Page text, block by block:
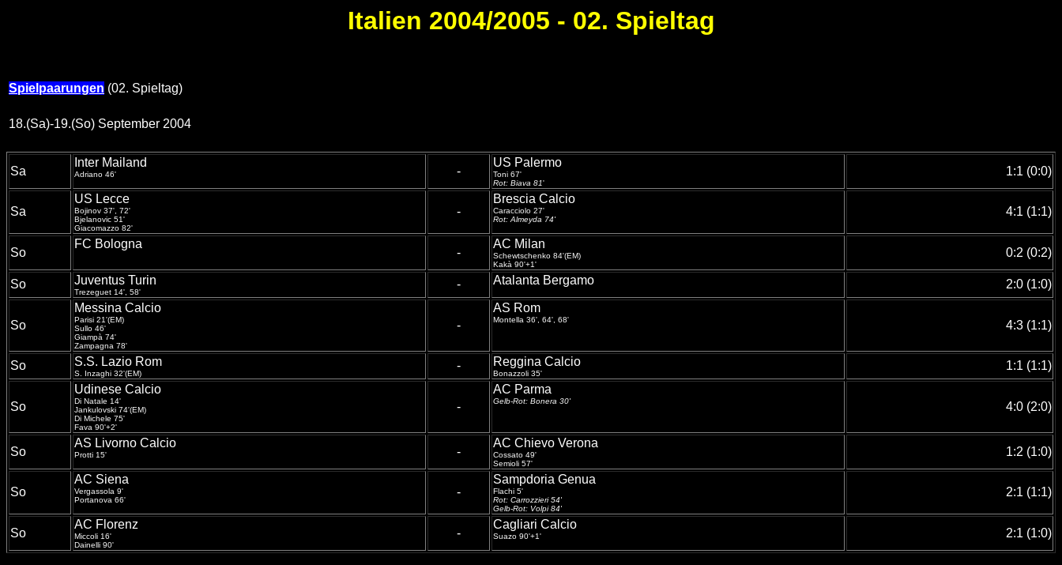
Italien 2004/2005 - 02. Spieltag
Spielpaarungen (02. Spieltag)
18.(Sa)-19.(So) September 2004
Sa
Inter Mailand
Adriano 46' -
US Palermo
Toni 67'
Rot: Biava 81'
1:1 (0:0)
Sa
US Lecce
Bojinov 37', 72'
Bjelanovic 51'
Giacomazzo 82'
-
Brescia Calcio
Caracciolo 27'
Rot: Almeyda 74'
4:1 (1:1)
So
FC Bologna
-
AC Milan
Schewtschenko 84'(EM)
Kakà 90'+1'
0:2 (0:2)
So Juventus Turin
Trezeguet 14', 58'
- Atalanta Bergamo 2:0 (1:0)
So
Messina Calcio
Parisi 21'(EM)
Sullo 46'
Giampà 74'
Zampagna 78'
-
AS Rom
Montella 36', 64', 68' 4:3 (1:1)
So S.S. Lazio Rom
S. Inzaghi 32'(EM)
- Reggina Calcio
Bonazzoli 35'
1:1 (1:1)
So
Udinese Calcio
Di Natale 14'
Jankulovski 74'(EM)
Di Michele 75'
Fava 90'+2'
-
AC Parma
Gelb-Rot: Bonera 30' 4:0 (2:0)
So
AS Livorno Calcio
Protti 15' -
AC Chievo Verona
Cossato 49'
Semioli 57'
1:2 (1:0)
So
AC Siena
Vergassola 9'
Portanova 66'
-
Sampdoria Genua
Flachi 5'
Rot: Carrozzieri 54'
Gelb-Rot: Volpi 84'
2:1 (1:1)
So
AC Florenz
Miccoli 16'
Dainelli 90'
-
Cagliari Calcio
Suazo 90'+1' 2:1 (1:0)